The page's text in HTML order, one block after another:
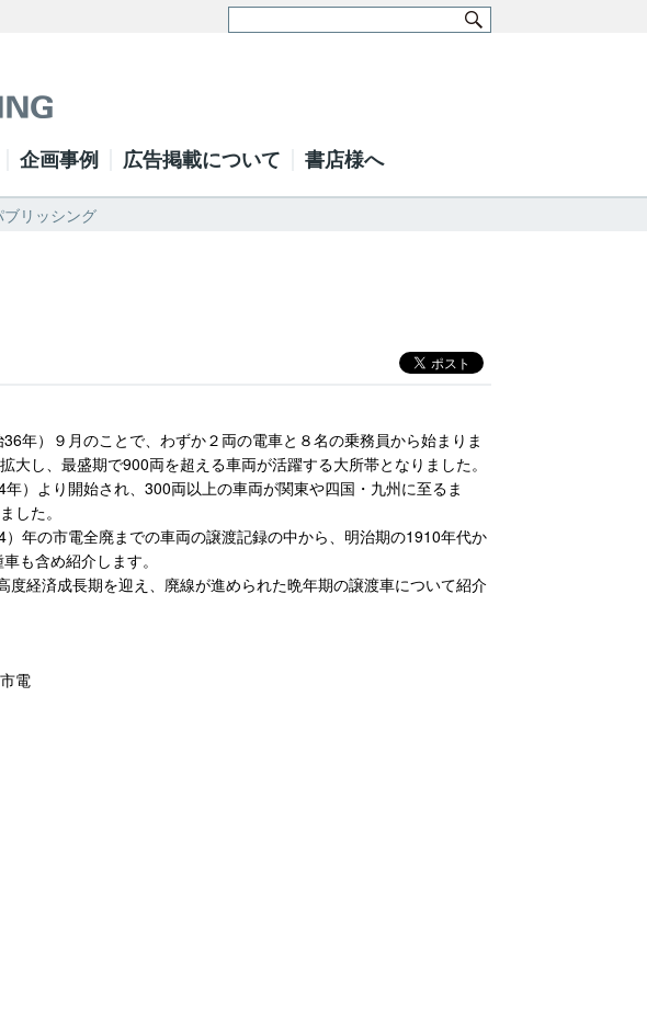
企画事例 広告掲載について 書店様へ
リッシング
年）９月のことで、わずか２両の電車と８名の乗務員から始まりま
大し、最盛期で900両を超える車両が活躍する大所帯となりました。
）より開始され、300両以上の車両が関東や四国・九州に至るま
した。
年の市電全廃までの車両の譲渡記録の中から、明治期の1910年代か
も含め紹介します。
度経済成長期を迎え、廃線が進められた晩年期の譲渡車について紹介
電